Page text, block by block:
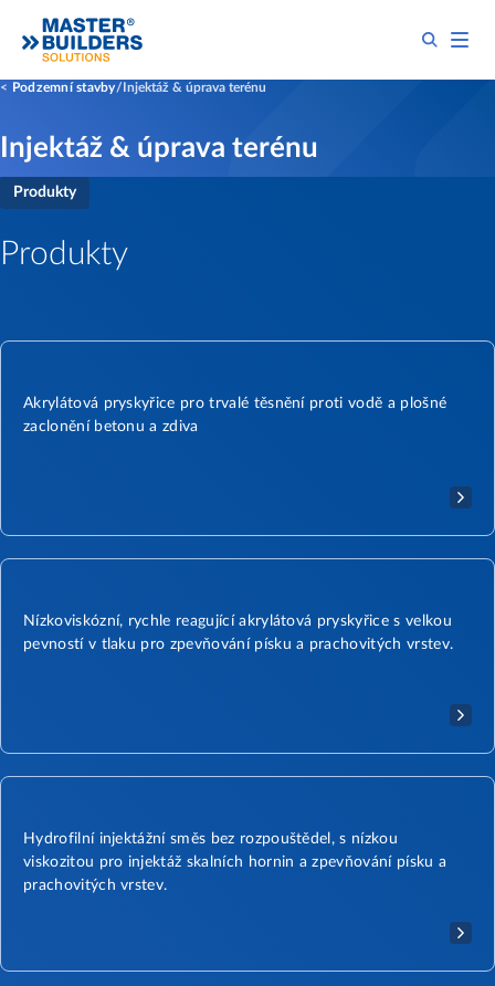
Podzemní stavby Injektáž & úprava terénu
Injektáž & úprava terénu
Produkty
Produkty
Akrylátová pryskyřice pro trvalé těsnění proti vodě a plošné
zaclonění betonu a zdiva
Nízkoviskózní, rychle reagující akrylátová pryskyřice s velkou
pevností v tlaku pro zpevňování písku a prachovitých vrstev.
Hydrofilní injektážní směs bez rozpouštědel, s nízkou
viskozitou pro injektáž skalních hornin a zpevňování písku a
prachovitých vrstev.